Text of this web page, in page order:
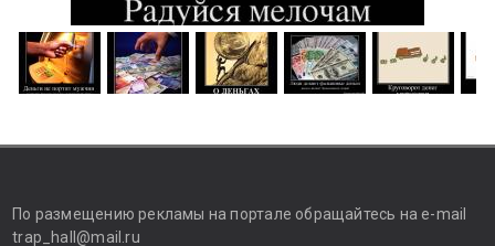
По размещению рекламы на портале обращайтесь на e-mail
trap_hall@mail.ru